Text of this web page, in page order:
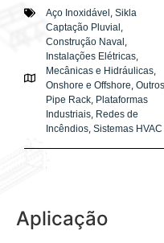
Aço Inoxidável , Sikla
Captação Pluvial ,
Construção Naval ,
Instalações Elétricas,
Mecânicas e Hidráulicas,
Onshore e Offshore, Outros
Pipe Rack, Plataformas
Industriais, Redes de
Incêndios, Sistemas HVAC
Aplicação